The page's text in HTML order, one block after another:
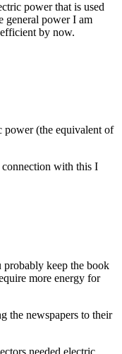
power that is used
general power I am
by now.
power (the equivalent of
connection with this I
probably keep the book
more energy for
the newspapers to their
needed electric